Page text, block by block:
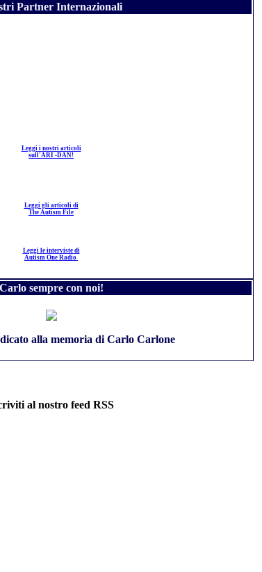
Partner Internazionali
Leggi i nostri articoli
sull'ARI -DAN!
Leggi gli articoli di
The Autism File
Leggi le interviste di
Autism One Radio
Carlo sempre con noi!
alla memoria di Carlo Carlone
al nostro feed RSS